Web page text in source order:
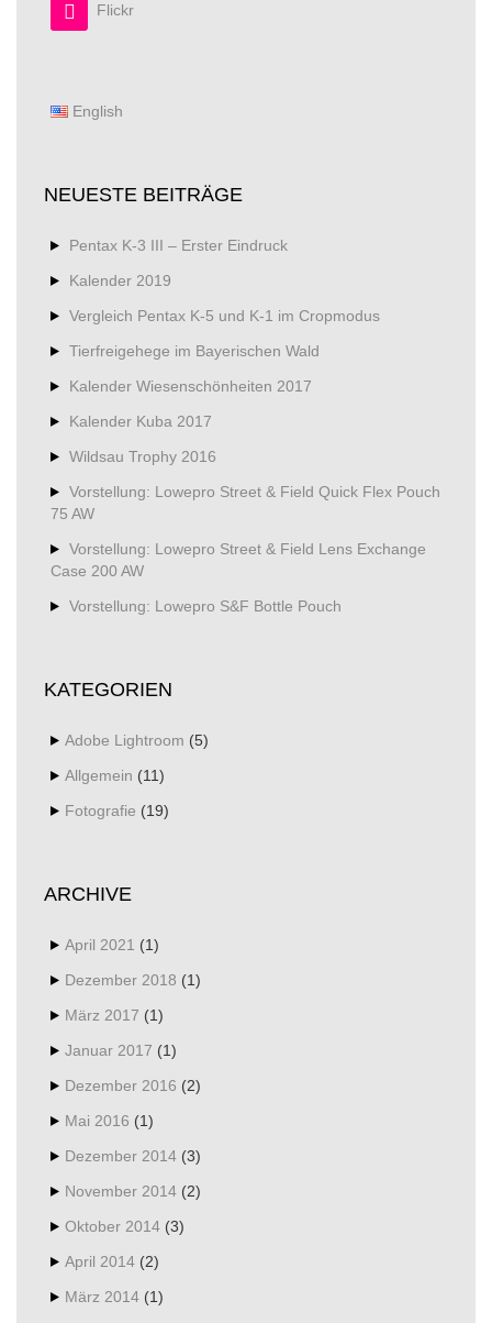
Flickr
English
NEUESTE BEITRÄGE
Pentax K-3 III – Erster Eindruck
Kalender 2019
Vergleich Pentax K-5 und K-1 im Cropmodus
Tierfreigehege im Bayerischen Wald
Kalender Wiesenschönheiten 2017
Kalender Kuba 2017
Wildsau Trophy 2016
Vorstellung: Lowepro Street & Field Quick Flex Pouch
75 AW
Vorstellung: Lowepro Street & Field Lens Exchange
Case 200 AW
Vorstellung: Lowepro S&F Bottle Pouch
KATEGORIEN
Adobe Lightroom (5)
Allgemein (11)
Fotografie (19)
ARCHIVE
April 2021 (1)
Dezember 2018 (1)
März 2017 (1)
Januar 2017 (1)
Dezember 2016 (2)
Mai 2016 (1)
Dezember 2014 (3)
November 2014 (2)
Oktober 2014 (3)
April 2014 (2)
März 2014 (1)